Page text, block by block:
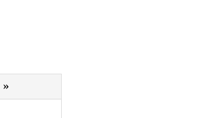
»
Pacitan